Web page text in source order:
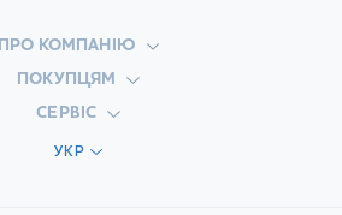
ПРО КОМПАНІЮ
ПОКУПЦЯМ
СЕРВІС
УКР